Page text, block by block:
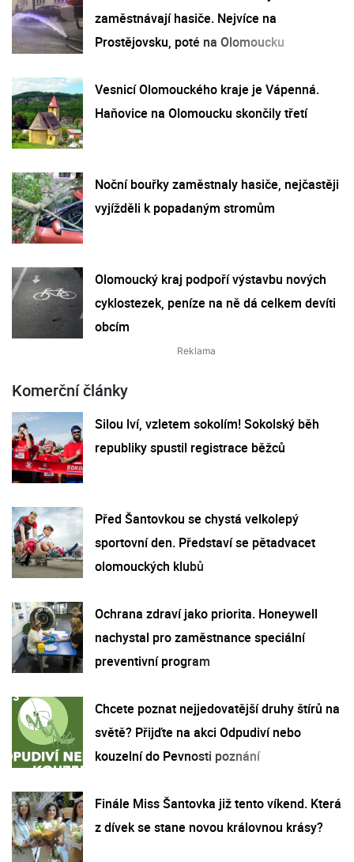
zaměstnávají hasiče. Nejvíce na
Prostějovsku, poté na Olomoucku
Vesnicí Olomouckého kraje je Vápenná.
Haňovice na Olomoucku skončily třetí
Noční bouřky zaměstnaly hasiče, nejčastěji
vyjížděli k popadaným stromům
Olomoucký kraj podpoří výstavbu nových
cyklostezek, peníze na ně dá celkem devíti
obcím
Komerční články
Silou lví, vzletem sokolím! Sokolský běh
republiky spustil registrace běžců
Před Šantovkou se chystá velkolepý
sportovní den. Představí se pětadvacet
olomouckých klubů
Ochrana zdraví jako priorita. Honeywell
nachystal pro zaměstnance speciální
preventivní program
Chcete poznat nejjedovatější druhy štírů na
světě? Přijďte na akci Odpudiví nebo
kouzelní do Pevnosti poznání
Finále Miss Šantovka již tento víkend. Která
z dívek se stane novou královnou krásy?